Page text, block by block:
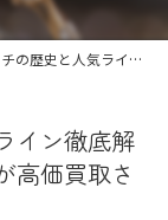
！マーモントやオフィディアが高価買取される理由とは？
イン徹底解
高価買取さ